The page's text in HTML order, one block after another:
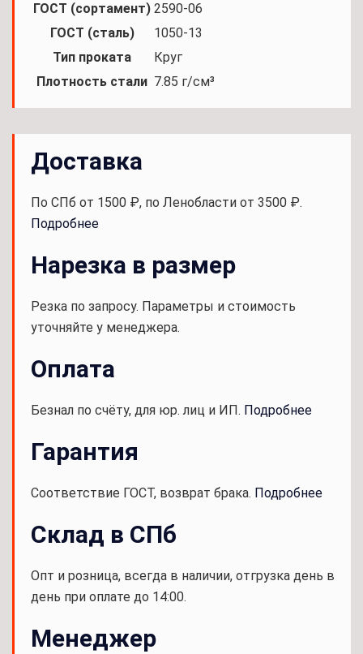
ГОСТ (сортамент) 2590-06
ГОСТ (сталь)
1050-13
Тип проката
Круг
Плотность стали 7.85 г/см³
Доставка
По СПб от 1500 ₽, по Ленобласти от 3500 ₽.
Подробнее
Нарезка в размер
Резка по запросу. Параметры и стоимость
уточняйте у менеджера.
Оплата
Безнал по счёту, для юр. лиц и ИП. Подробнее
Гарантия
Соответствие ГОСТ, возврат брака. Подробнее
Склад в СПб
Опт и розница, всегда в наличии, отгрузка день в
день при оплате до 14:00.
Менеджер